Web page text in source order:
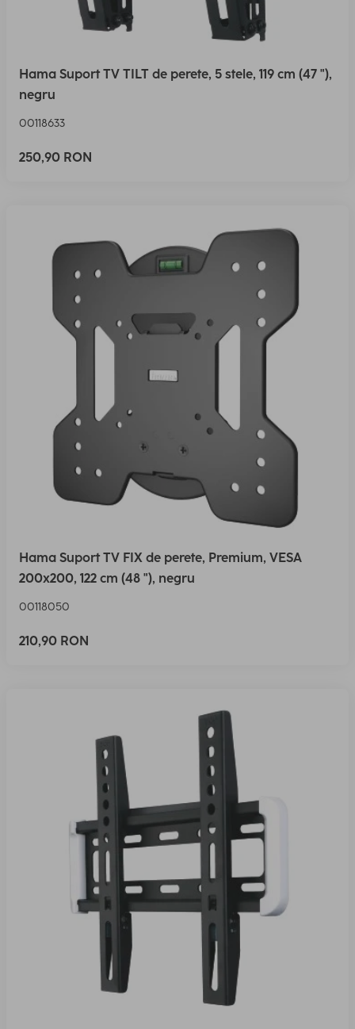
Hama Suport TV TILT de perete, 5 stele, 119 cm (47 "),
negru
00118633
250,90 RON
Hama Suport TV FIX de perete, Premium, VESA
200x200, 122 cm (48 "), negru
00118050
210,90 RON